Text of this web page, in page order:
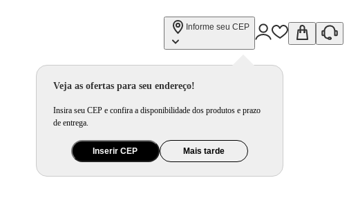
Informe seu CEP
Veja as ofertas para seu endereço!
Insira seu CEP e confira a disponibilidade dos produtos e prazo
de entrega.
Inserir CEP Mais tarde